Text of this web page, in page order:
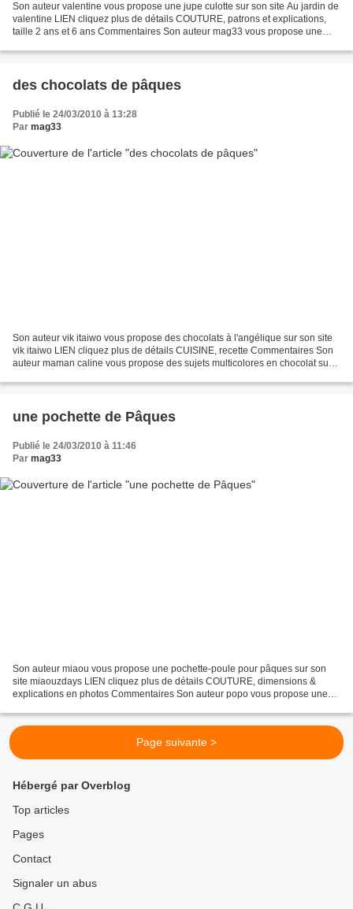
Son auteur valentine vous propose une jupe culotte sur son site Au jardin de
valentine LIEN cliquez plus de détails COUTURE, patrons et explications,
taille 2 ans et 6 ans Commentaires Son auteur mag33 vous propose une
des chocolats de pâques
Publié le 24/03/2010 à 13:28
Par mag33
Son auteur vik itaiwo vous propose des chocolats à l'angélique sur son site
vik itaiwo LIEN cliquez plus de détails CUISINE, recette Commentaires Son
auteur maman caline vous propose des sujets multicolores en chocolat sur
une pochette de Pâques
Publié le 24/03/2010 à 11:46
Par mag33
Son auteur miaou vous propose une pochette-poule pour pâques sur son
site miaouzdays LIEN cliquez plus de détails COUTURE, dimensions &
explications en photos Commentaires Son auteur popo vous propose une
Page suivante >
Hébergé par Overblog
Top articles
Pages
Contact
Signaler un abus